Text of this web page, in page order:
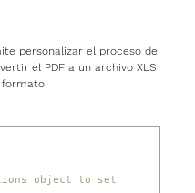
personalizar el proceso de
el PDF a un archivo XLS
formato:
object to set